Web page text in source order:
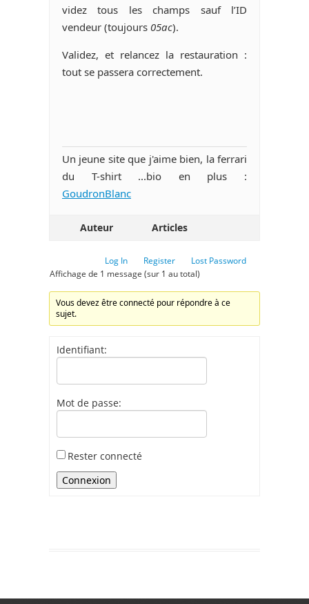
videz tous les champs sauf l’ID
vendeur (toujours 05ac).
Validez, et relancez la restauration :
tout se passera correctement.
Un jeune site que j'aime bien, la ferrari
du T-shirt ...bio en plus :
GoudronBlanc
Auteur Articles
Log In Register
Lost Password
Affichage de 1 message (sur 1 au total)
Vous devez être connecté pour répondre à ce
sujet.
Identifiant:
Mot de passe:
Rester connecté
Connexion